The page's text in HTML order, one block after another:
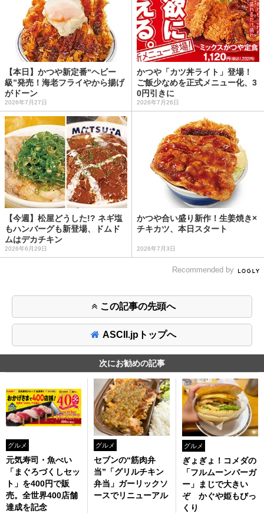
【本日】かつや新定番“ヘビー
級”発売！海老フライやから揚げ
がドーン
2026年7月27日
かつや「カツ丼ライト」登場！
ご飯少なめを正式メニュー化、3
0円引きに
2026年7月26日
【今週】松屋どうした!? ネギ塩
もハンバーグも新登場、ドムド
ムはデカチキン
2026年6月29日
かつや合い盛り新作！生姜焼き×
チキカツ、本日スタート
2026年7月3日
Recommended by
この記事の先頭へ
ASCII.jpトップへ
次にお勧めの記事
グルメ
元気寿司・魚べい
「まぐろづくしセッ
ト」を400円で販
売。全世界400店舗
達成を記念
グルメ
セブンの“筋肉弁
当”「グリルチキン
弁当」ガーリックソ
ースでリニューアル
グルメ
ぎょぎょ！コメダの
「フルムーンバーガ
ー」まじで大きい
ぞ かぐや姫もびっ
くり